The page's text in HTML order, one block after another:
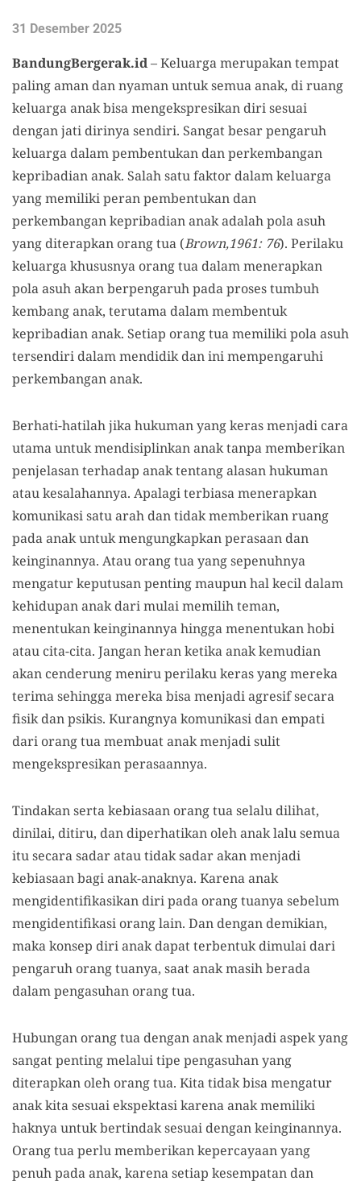
31 Desember 2025
BandungBergerak.id– Keluarga merupakan tempat
paling aman dan nyaman untuk semua anak, di ruang
keluarga anak bisa mengekspresikan diri sesuai
dengan jati dirinya sendiri. Sangat besar pengaruh
keluarga dalam pembentukan dan perkembangan
kepribadian anak. Salah satu faktor dalam keluarga
yang memiliki peran pembentukan dan
perkembangan kepribadian anak adalah pola asuh
yang diterapkan orang tua (Brown,1961: 76). Perilaku
keluarga khususnya orang tua dalam menerapkan
pola asuh akan berpengaruh pada proses tumbuh
kembang anak, terutama dalam membentuk
kepribadian anak. Setiap orang tua memiliki pola asuh
tersendiri dalam mendidik dan ini mempengaruhi
perkembangan anak.
Berhati-hatilah jika hukuman yang keras menjadi cara
utama untuk mendisiplinkan anak tanpa memberikan
penjelasan terhadap anak tentang alasan hukuman
atau kesalahannya. Apalagi terbiasa menerapkan
komunikasi satu arah dan tidak memberikan ruang
pada anak untuk mengungkapkan perasaan dan
keinginannya. Atau orang tua yang sepenuhnya
mengatur keputusan penting maupun hal kecil dalam
kehidupan anak dari mulai memilih teman,
menentukan keinginannya hingga menentukan hobi
atau cita-cita. Jangan heran ketika anak kemudian
akan cenderung meniru perilaku keras yang mereka
terima sehingga mereka bisa menjadi agresif secara
fisik dan psikis. Kurangnya komunikasi dan empati
dari orang tua membuat anak menjadi sulit
mengekspresikan perasaannya.
Tindakan serta kebiasaan orang tua selalu dilihat,
dinilai, ditiru, dan diperhatikan oleh anak lalu semua
itu secara sadar atau tidak sadar akan menjadi
kebiasaan bagi anak-anaknya. Karena anak
mengidentifikasikan diri pada orang tuanya sebelum
mengidentifikasi orang lain. Dan dengan demikian,
maka konsep diri anak dapat terbentuk dimulai dari
pengaruh orang tuanya, saat anak masih berada
dalam pengasuhan orang tua.
Hubungan orang tua dengan anak menjadi aspek yang
sangat penting melalui tipe pengasuhan yang
diterapkan oleh orang tua. Kita tidak bisa mengatur
anak kita sesuai ekspektasi karena anak memiliki
haknya untuk bertindak sesuai dengan keinginannya.
Orang tua perlu memberikan kepercayaan yang
penuh pada anak, karena setiap kesempatan dan